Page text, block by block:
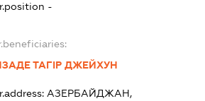
-
ТАГІР ДЖЕЙХУН
АЗЕРБАЙДЖАН,